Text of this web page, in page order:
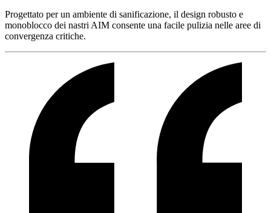
Progettato per un ambiente di sanificazione, il design robusto e
monoblocco dei nastri AIM consente una facile pulizia nelle aree di
convergenza critiche.